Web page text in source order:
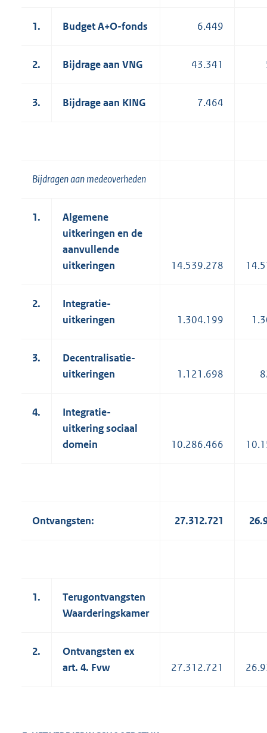
1. Budget A+O-fonds 6.449
2. Bijdrage aan VNG 43.341
3. Bijdrage aan KING 7.464
Bijdragen aan medeoverheden
1.
Algemene
uitkeringen en de
aanvullende
uitkeringen
14.539.278
2.
Integratie-
uitkeringen
1.304.199
3.
Decentralisatie-
uitkeringen
1.121.698
4.
Integratie-
uitkering sociaal
domein
10.286.466
Ontvangsten: 27.312.721
1.
Terugontvangsten
Waarderingskamer
2.
Ontvangsten ex
art. 4. Fvw
27.312.721